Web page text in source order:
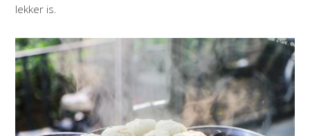
lekker is.